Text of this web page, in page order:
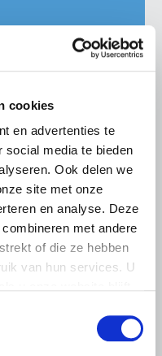
cookies
en advertenties te
social media te bieden
Ook delen we
site met onze
en analyse. Deze
met andere
of die ze hebben
van hun services. U
Brexit-fonds
die schade (gaan)
per 1 november
Brexit Adjustment
Lees meer